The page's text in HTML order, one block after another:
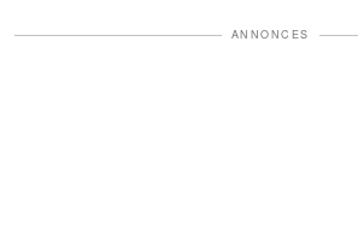
ANNONCES